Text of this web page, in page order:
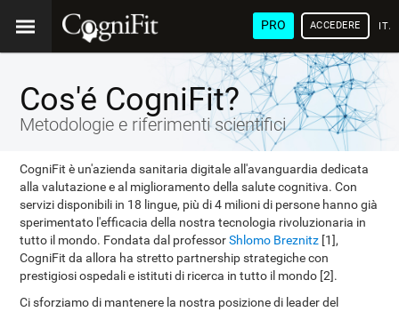
PRO ACCEDERE
Cos'é CogniFit?
Metodologie e riferimenti scientifici
CogniFit è un'azienda sanitaria digitale all'avanguardia dedicata
alla valutazione e al miglioramento della salute cognitiva. Con
servizi disponibili in 18 lingue, più di 4 milioni di persone hanno già
sperimentato l'efficacia della nostra tecnologia rivoluzionaria in
tutto il mondo. Fondata dal professorShlomo Breznitz [1],
CogniFit da allora ha stretto partnership strategiche con
prestigiosi ospedali e istituti di ricerca in tutto il mondo [2].
Ci sforziamo di mantenere la nostra posizione di leader del